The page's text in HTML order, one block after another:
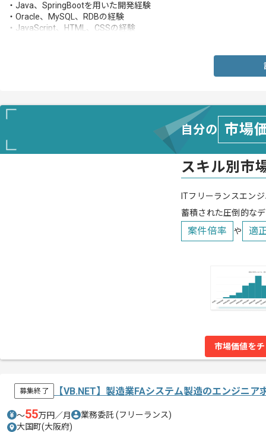
・Java、SpringBootを用いた開発経験
・Oracle、MySQL、RDBの経験
・JavaScript、HTML、CSSの経験
自分の 市場
スキル別市
ITフリーランスエン
蓄積された圧倒的な
案件倍率 や 適
市場価値を
募集終了 【VB.NET】製造業FAシステム製造のエンジニア
〜55万円／月 業務委託 (フリーランス)
大国町(大阪府)